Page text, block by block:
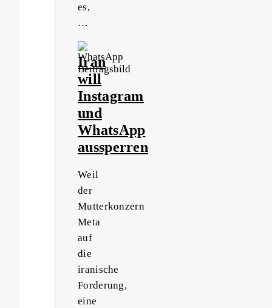
es,
…
Iran
will
Instagram
und
WhatsApp
aussperren
Weil
der
Mutterkonzern
Meta
auf
die
iranische
Forderung,
eine